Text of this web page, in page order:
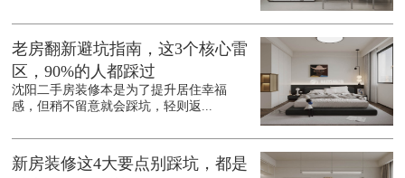
老房翻新避坑指南，这3个核心雷
区，90%的人都踩过
沈阳二手房装修本是为了提升居住幸福
感，但稍不留意就会踩坑，轻则返...
新房装修这4大要点别踩坑，都是